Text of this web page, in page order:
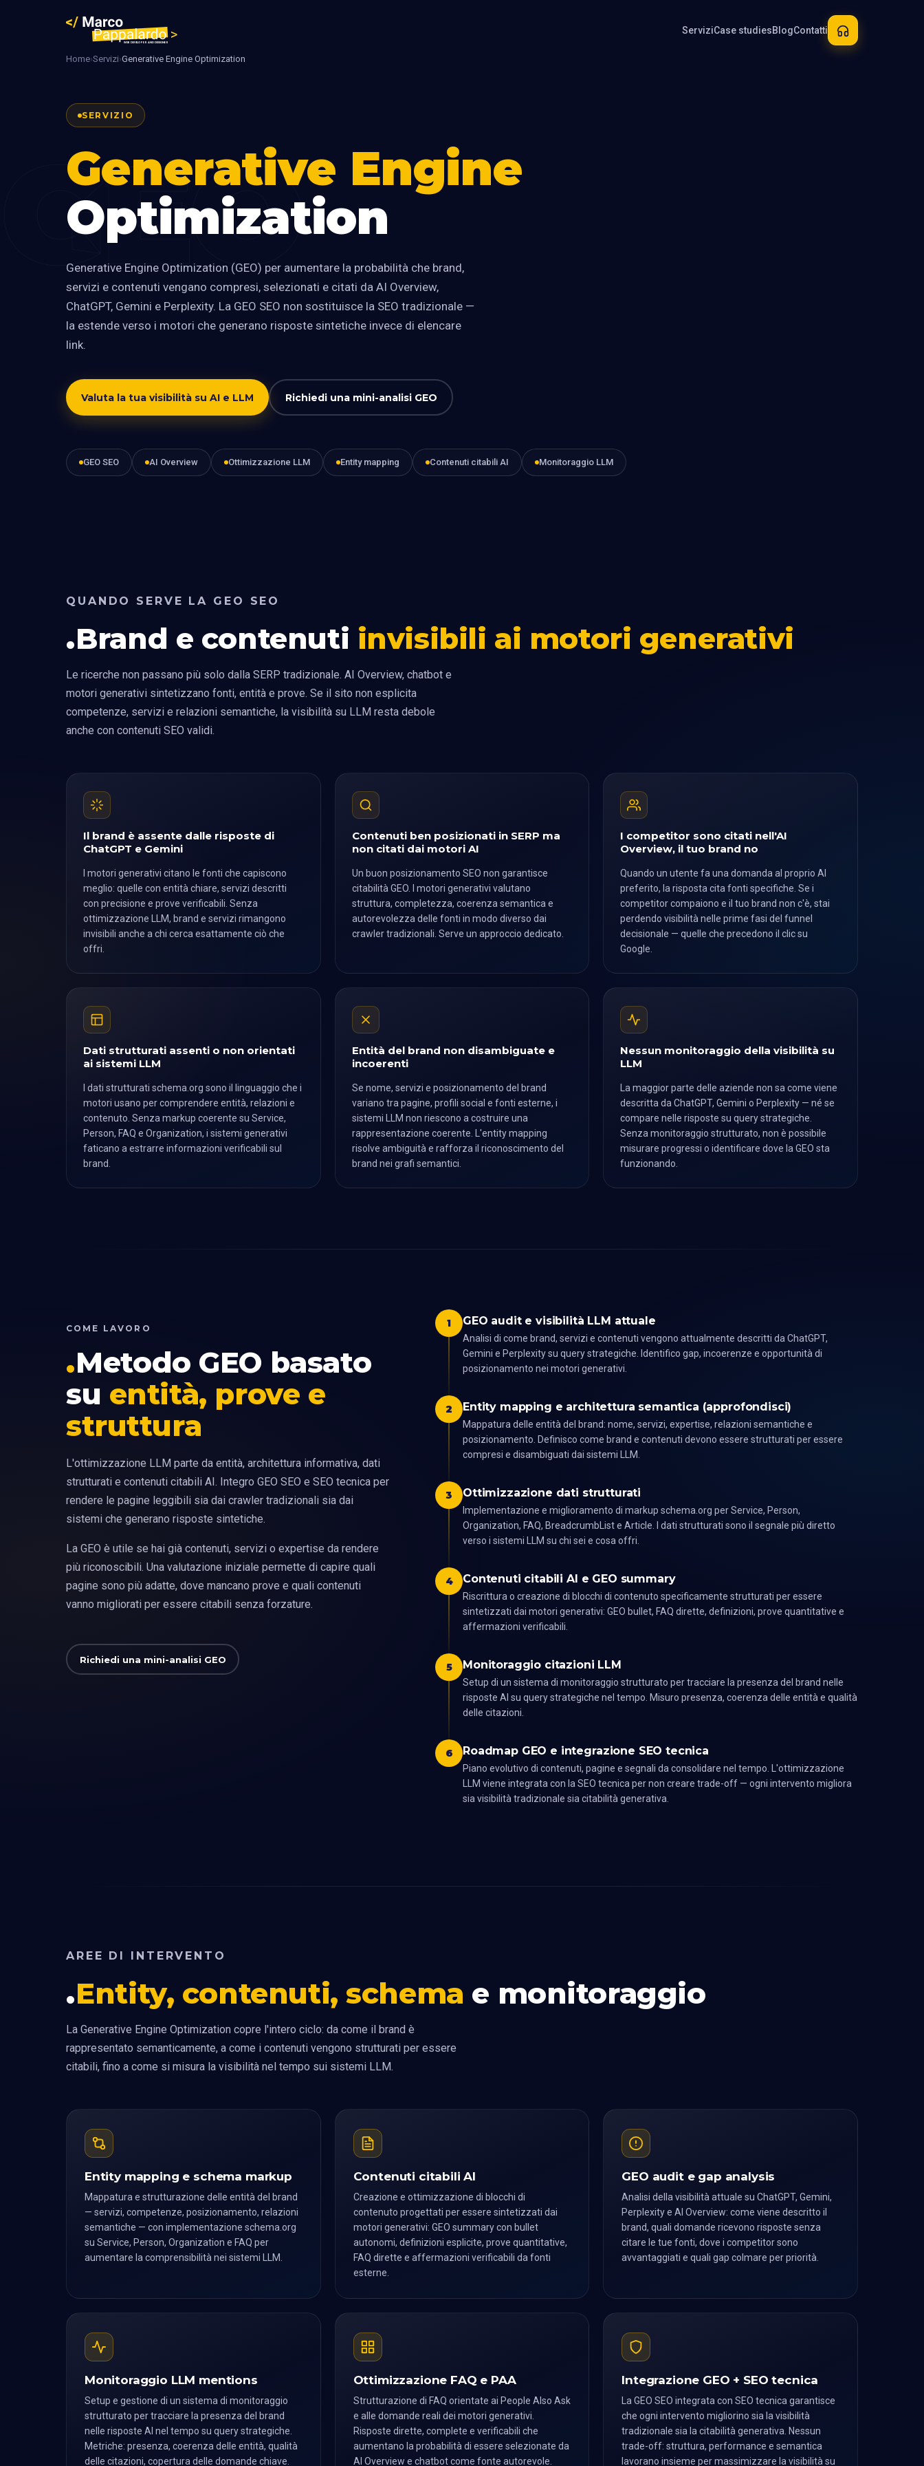
ServiziCase studiesBlogContatti
Home›Servizi›Generative Engine Optimization
GEO
SERVIZIO
Generative Engine
Optimization
Generative Engine Optimization (GEO) per aumentare la probabilità che brand,
servizi e contenuti vengano compresi, selezionati e citati da AI Overview,
ChatGPT, Gemini e Perplexity. La GEO SEO non sostituisce la SEO tradizionale —
la estende verso i motori che generano risposte sintetiche invece di elencare
link.
Valuta la tua visibilità su AI e LLM Richiedi una mini-analisi GEO
GEO SEO AI Overview Ottimizzazione LLM Entity mapping Contenuti citabili AI Monitoraggio LLM
QUANDO SERVE LA GEO SEO
Brand e contenuti invisibili ai motori generativi
Le ricerche non passano più solo dalla SERP tradizionale. AI Overview, chatbot e
motori generativi sintetizzano fonti, entità e prove. Se il sito non esplicita
competenze, servizi e relazioni semantiche, la visibilità su LLM resta debole
anche con contenuti SEO validi.
Il brand è assente dalle risposte di
ChatGPT e Gemini
I motori generativi citano le fonti che capiscono
meglio: quelle con entità chiare, servizi descritti
con precisione e prove verificabili. Senza
ottimizzazione LLM, brand e servizi rimangono
invisibili anche a chi cerca esattamente ciò che
offri.
Contenuti ben posizionati in SERP ma
non citati dai motori AI
Un buon posizionamento SEO non garantisce
citabilità GEO. I motori generativi valutano
struttura, completezza, coerenza semantica e
autorevolezza delle fonti in modo diverso dai
crawler tradizionali. Serve un approccio dedicato.
I competitor sono citati nell'AI
Overview, il tuo brand no
Quando un utente fa una domanda al proprio AI
preferito, la risposta cita fonti specifiche. Se i
competitor compaiono e il tuo brand non c'è, stai
perdendo visibilità nelle prime fasi del funnel
decisionale — quelle che precedono il clic su
Google.
Dati strutturati assenti o non orientati
ai sistemi LLM
I dati strutturati schema.org sono il linguaggio che i
motori usano per comprendere entità, relazioni e
contenuto. Senza markup coerente su Service,
Person, FAQ e Organization, i sistemi generativi
faticano a estrarre informazioni verificabili sul
brand.
Entità del brand non disambiguate e
incoerenti
Se nome, servizi e posizionamento del brand
variano tra pagine, profili social e fonti esterne, i
sistemi LLM non riescono a costruire una
rappresentazione coerente. L'entity mapping
risolve ambiguità e rafforza il riconoscimento del
brand nei grafi semantici.
Nessun monitoraggio della visibilità su
LLM
La maggior parte delle aziende non sa come viene
descritta da ChatGPT, Gemini o Perplexity — né se
compare nelle risposte su query strategiche.
Senza monitoraggio strutturato, non è possibile
misurare progressi o identificare dove la GEO sta
funzionando.
COME LAVORO
Metodo GEO basato
su entità, prove e
struttura
L'ottimizzazione LLM parte da entità, architettura informativa, dati
strutturati e contenuti citabili AI. Integro GEO SEO e SEO tecnica per
rendere le pagine leggibili sia dai crawler tradizionali sia dai
sistemi che generano risposte sintetiche.
La GEO è utile se hai già contenuti, servizi o expertise da rendere
più riconoscibili. Una valutazione iniziale permette di capire quali
pagine sono più adatte, dove mancano prove e quali contenuti
vanno migliorati per essere citabili senza forzature.
Richiedi una mini-analisi GEO
1 GEO audit e visibilità LLM attuale
Analisi di come brand, servizi e contenuti vengono attualmente descritti da ChatGPT,
Gemini e Perplexity su query strategiche. Identifico gap, incoerenze e opportunità di
posizionamento nei motori generativi.
2 Entity mapping e architettura semantica (approfondisci)
Mappatura delle entità del brand: nome, servizi, expertise, relazioni semantiche e
posizionamento. Definisco come brand e contenuti devono essere strutturati per essere
compresi e disambiguati dai sistemi LLM.
3 Ottimizzazione dati strutturati
Implementazione e miglioramento di markup schema.org per Service, Person,
Organization, FAQ, BreadcrumbList e Article. I dati strutturati sono il segnale più diretto
verso i sistemi LLM su chi sei e cosa offri.
4 Contenuti citabili AI e GEO summary
Riscrittura o creazione di blocchi di contenuto specificamente strutturati per essere
sintetizzati dai motori generativi: GEO bullet, FAQ dirette, definizioni, prove quantitative e
affermazioni verificabili.
5 Monitoraggio citazioni LLM
Setup di un sistema di monitoraggio strutturato per tracciare la presenza del brand nelle
risposte AI su query strategiche nel tempo. Misuro presenza, coerenza delle entità e qualità
delle citazioni.
6 Roadmap GEO e integrazione SEO tecnica
Piano evolutivo di contenuti, pagine e segnali da consolidare nel tempo. L'ottimizzazione
LLM viene integrata con la SEO tecnica per non creare trade-off — ogni intervento migliora
sia visibilità tradizionale sia citabilità generativa.
AREE DI INTERVENTO
Entity, contenuti, schema e monitoraggio
La Generative Engine Optimization copre l'intero ciclo: da come il brand è
rappresentato semanticamente, a come i contenuti vengono strutturati per essere
citabili, fino a come si misura la visibilità nel tempo sui sistemi LLM.
Entity mapping e schema markup
Mappatura e strutturazione delle entità del brand
— servizi, competenze, posizionamento, relazioni
semantiche — con implementazione schema.org
su Service, Person, Organization e FAQ per
aumentare la comprensibilità nei sistemi LLM.
Contenuti citabili AI
Creazione e ottimizzazione di blocchi di
contenuto progettati per essere sintetizzati dai
motori generativi: GEO summary con bullet
autonomi, definizioni esplicite, prove quantitative,
FAQ dirette e affermazioni verificabili da fonti
esterne.
GEO audit e gap analysis
Analisi della visibilità attuale su ChatGPT, Gemini,
Perplexity e AI Overview: come viene descritto il
brand, quali domande ricevono risposte senza
citare le tue fonti, dove i competitor sono
avvantaggiati e quali gap colmare per priorità.
Monitoraggio LLM mentions
Setup e gestione di un sistema di monitoraggio
strutturato per tracciare la presenza del brand
nelle risposte AI nel tempo su query strategiche.
Metriche: presenza, coerenza delle entità, qualità
delle citazioni, copertura delle domande chiave.
Ottimizzazione FAQ e PAA
Strutturazione di FAQ orientate ai People Also Ask
e alle domande reali dei motori generativi.
Risposte dirette, complete e verificabili che
aumentano la probabilità di essere selezionate da
AI Overview e chatbot come fonte autorevole.
Integrazione GEO + SEO tecnica
La GEO SEO integrata con SEO tecnica garantisce
che ogni intervento migliorino sia la visibilità
tradizionale sia la citabilità generativa. Nessun
trade-off: struttura, performance e semantica
lavorano insieme per massimizzare la visibilità su